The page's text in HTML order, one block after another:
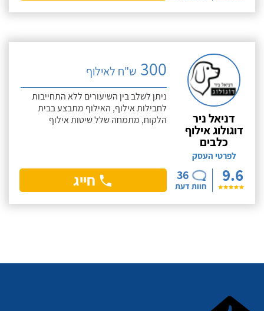
דניאל ניר
דוגולוג אילוף
כלבים
לפרטי העסק
9.6
36
חוות דעת
300 ש"ח לאילוף
ניתן לשלב בין השיעורים ללא התחייבות
לחבילות אילוף, האילוף מתבצע בבית
הלקוח, מתמחה שלל שיטות אילוף
חייג